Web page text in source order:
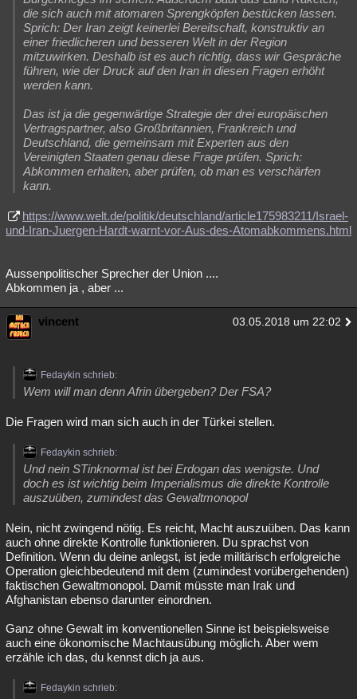
die sich auch mit atomaren Sprengköpfen bestücken lassen.
Sprich: Der Iran zeigt keinerlei Bereitschaft, konstruktiv an
einer friedlicheren und besseren Welt in der Region
mitzuwirken. Deshalb ist es auch richtig, dass wir Gespräche
führen, wie der Druck auf den Iran in diesen Fragen erhöht
werden kann.
Das ist ja die gegenwärtige Strategie der drei europäischen
Vertragspartner, also Großbritannien, Frankreich und
Deutschland, die gemeinsam mit Experten aus den
Vereinigten Staaten genau diese Frage prüfen. Sprich:
Abkommen erhalten, aber prüfen, ob man es verschärfen
kann.
https://www.welt.de/politik/deutschland/article175983211/Israel-
und-Iran-Juergen-Hardt-warnt-vor-Aus-des-Atomabkommens.html
Aussenpolitischer Sprecher der Union ....
Abkommen ja , aber ...
vincent 03.05.2018 um 22:02
Fedaykin schrieb:
Wem will man denn Afrin übergeben? Der FSA?
Die Fragen wird man sich auch in der Türkei stellen.
Fedaykin schrieb:
Und nein STinknormal ist bei Erdogan das wenigste. Und
doch es ist wichtig beim Imperialismus die direkte Kontrolle
auszuüben, zumindest das Gewaltmonopol
Nein, nicht zwingend nötig. Es reicht, Macht auszuüben. Das kann
auch ohne direkte Kontrolle funktionieren. Du sprachst von
Definition. Wenn du deine anlegst, ist jede militärisch erfolgreiche
Operation gleichbedeutend mit dem (zumindest vorübergehenden)
faktischen Gewaltmonopol. Damit müsste man Irak und
Afghanistan ebenso darunter einordnen.
Ganz ohne Gewalt im konventionellen Sinne ist beispielsweise
auch eine ökonomische Machtausübung möglich. Aber wem
erzähle ich das, du kennst dich ja aus.
Fedaykin schrieb: